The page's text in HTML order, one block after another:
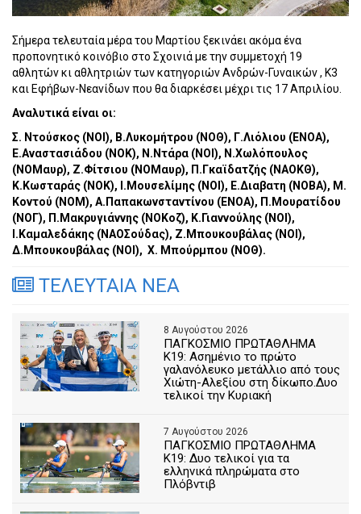
Σήμερα τελευταία μέρα του Μαρτίου ξεκινάει ακόμα ένα
προπονητικό κοινόβιο στο Σχοινιά με την συμμετοχή 19
αθλητών κι αθλητριών των κατηγοριών Ανδρών-Γυναικών , Κ3
και Εφήβων-Νεανίδων που θα διαρκέσει μέχρι τις 17 Απριλίου.
Αναλυτικά είναι οι:
Σ. Ντούσκος (ΝΟΙ), Β.Λυκομήτρου (ΝΟΘ), Γ.Λιόλιου (ΕΝΟΑ),
Ε.Αναστασιάδου (ΝΟΚ), Ν.Ντάρα (ΝΟΙ), Ν.Χωλόπουλος
(ΝΟΜαυρ), Ζ.Φίτσιου (ΝΟΜαυρ), Π.Γκαϊδατζής (ΝΑΟΚΘ),
Κ.Κωσταράς (ΝΟΚ), Ι.Μουσελίμης (ΝΟΙ), Ε.Διαβατη (ΝΟΒΑ), Μ.
Κοντού (ΝΟΜ), Α.Παπακωνσταντίνου (ΕΝΟΑ), Π.Μουρατίδου
(ΝΟΓ), Π.Μακρυγιάννης (ΝΟΚοζ), Κ.Γιαννούλης (ΝΟΙ),
Ι.Καμαλεδάκης (ΝAOΣούδας), Ζ.Μπουκουβάλας (ΝΟΙ),
Δ.Μπουκουβάλας (ΝΟΙ), Χ. Μπούρμπου (ΝΟΘ).
ΤΕΛΕΥΤΑΙΑ ΝΕΑ
8 Αυγούστου 2026
ΠΑΓΚΟΣΜΙΟ ΠΡΩΤΑΘΛΗΜΑ
Κ19: Ασημένιο το πρώτο
γαλανόλευκο μετάλλιο από τους
Χιώτη-Αλεξίου στη δίκωπο.Δυο
τελικοί την Κυριακή
7 Αυγούστου 2026
ΠΑΓΚΟΣΜΙΟ ΠΡΩΤΑΘΛΗΜΑ
Κ19: Δυο τελικοί για τα
ελληνικά πληρώματα στο
Πλόβντιβ